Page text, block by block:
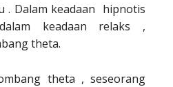
. Dalam keadaan hipnotis
keadaan relaks ,
theta.
theta , seseorang